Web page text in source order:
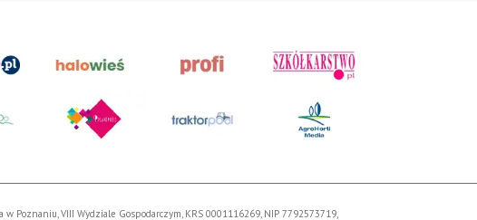
Poznaniu, VIII Wydziale Gospodarczym, KRS 0001116269, NIP 7792573719,